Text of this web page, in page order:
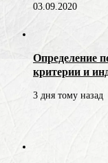
03.09.2020
Определение
критерии и
3 дня тому назад